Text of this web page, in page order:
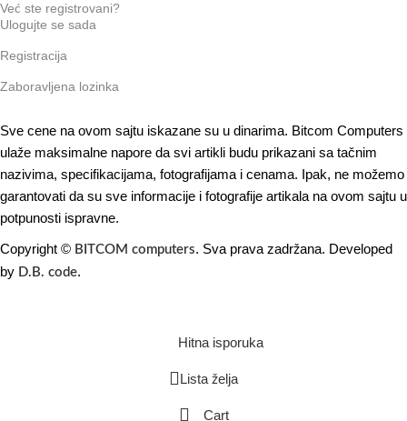
Već ste registrovani?
Ulogujte se sada
Registracija
Zaboravljena lozinka
Sve cene na ovom sajtu iskazane su u dinarima. Bitcom Computers
ulaže maksimalne napore da svi artikli budu prikazani sa tačnim
nazivima, specifikacijama, fotografijama i cenama. Ipak, ne možemo
garantovati da su sve informacije i fotografije artikala na ovom sajtu u
potpunosti ispravne.
Copyright © BITCOM computers. Sva prava zadržana. Developed
by D.B. code.
Hitna isporuka
Lista želja
Cart